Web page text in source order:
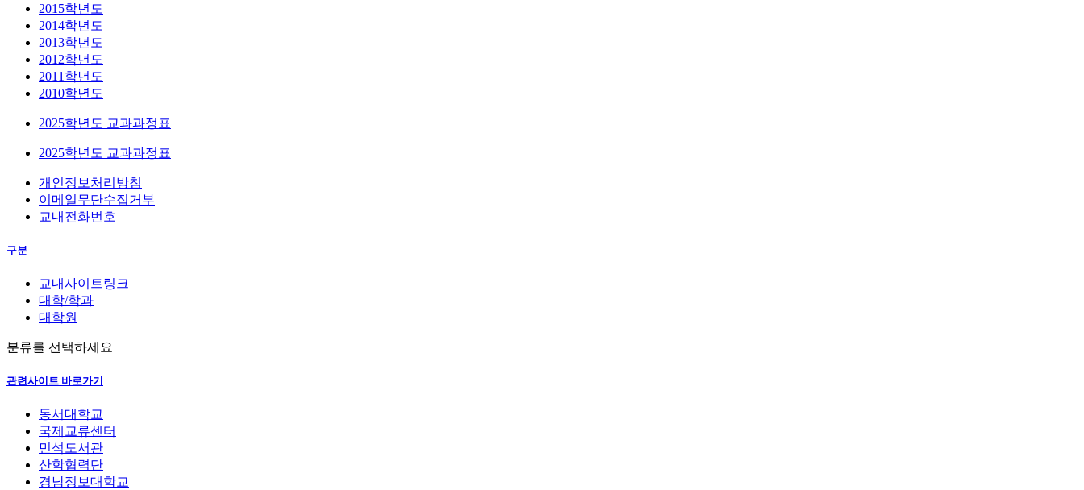
2015학년도
2014학년도
2013학년도
2012학년도
2011학년도
2010학년도
2025학년도 교과과정표
2025학년도 교과과정표
개인정보처리방침
이메일무단수집거부
교내전화번호
구분
교내사이트링크
대학/학과
대학원
분류를 선택하세요
관련사이트 바로가기
동서대학교
국제교류센터
민석도서관
산학협력단
경남정보대학교